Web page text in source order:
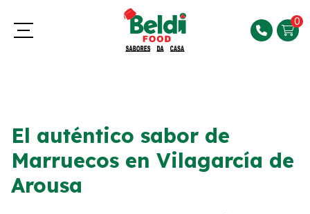
0
El auténtico sabor de
Marruecos en Vilagarcía de
Arousa